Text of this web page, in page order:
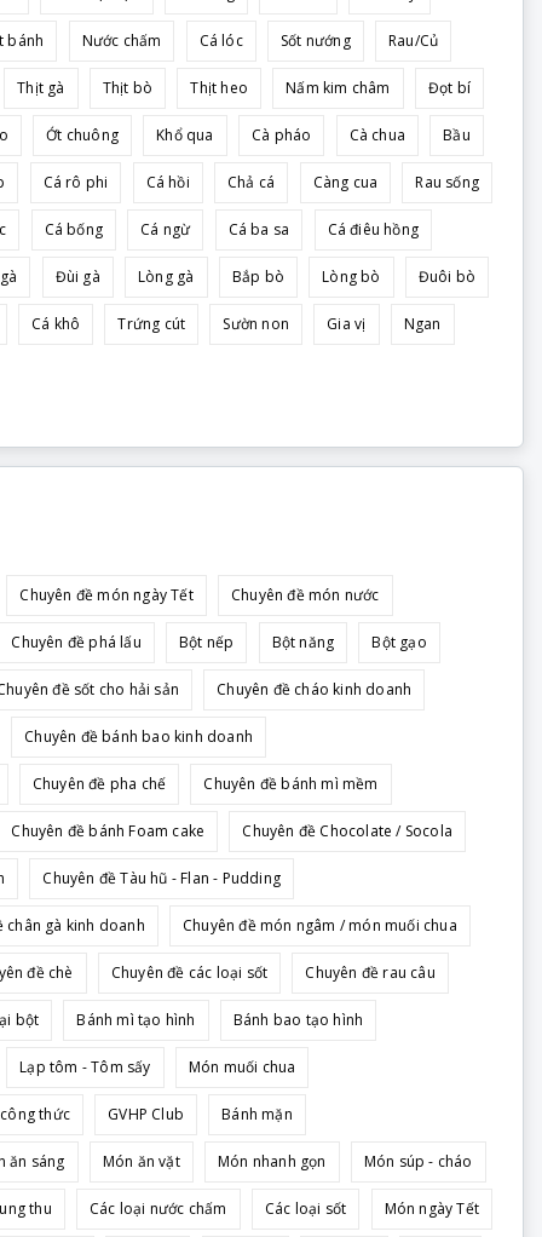
bánh Nước chấm Cá lóc Sốt nướng Rau/Củ
Thịt gà Thịt bò Thịt heo Nấm kim châm Đọt bí
Ớt chuông Khổ qua Cà pháo Cà chua Bầu
Cá rô phi Cá hồi Chả cá Càng cua Rau sống
Cá bống Cá ngừ Cá ba sa Cá điêu hồng
Đùi gà Lòng gà Bắp bò Lòng bò Đuôi bò
Cá khô Trứng cút Sườn non Gia vị Ngan
Chuyên đề món ngày Tết Chuyên đề món nước
Chuyên đề phá lấu Bột nếp Bột năng Bột gạo
đề sốt cho hải sản Chuyên đề cháo kinh doanh
Chuyên đề bánh bao kinh doanh
Chuyên đề pha chế Chuyên đề bánh mì mềm
Chuyên đề bánh Foam cake Chuyên đề Chocolate / Socola
Chuyên đề Tàu hũ - Flan - Pudding
chân gà kinh doanh Chuyên đề món ngâm / món muối chua
đề chè Chuyên đề các loại sốt Chuyên đề rau câu
bột Bánh mì tạo hình Bánh bao tạo hình
Lạp tôm - Tôm sấy Món muối chua
thức GVHP Club Bánh mặn
ăn sáng Món ăn vặt Món nhanh gọn Món súp - cháo
thu Các loại nước chấm Các loại sốt Món ngày Tết